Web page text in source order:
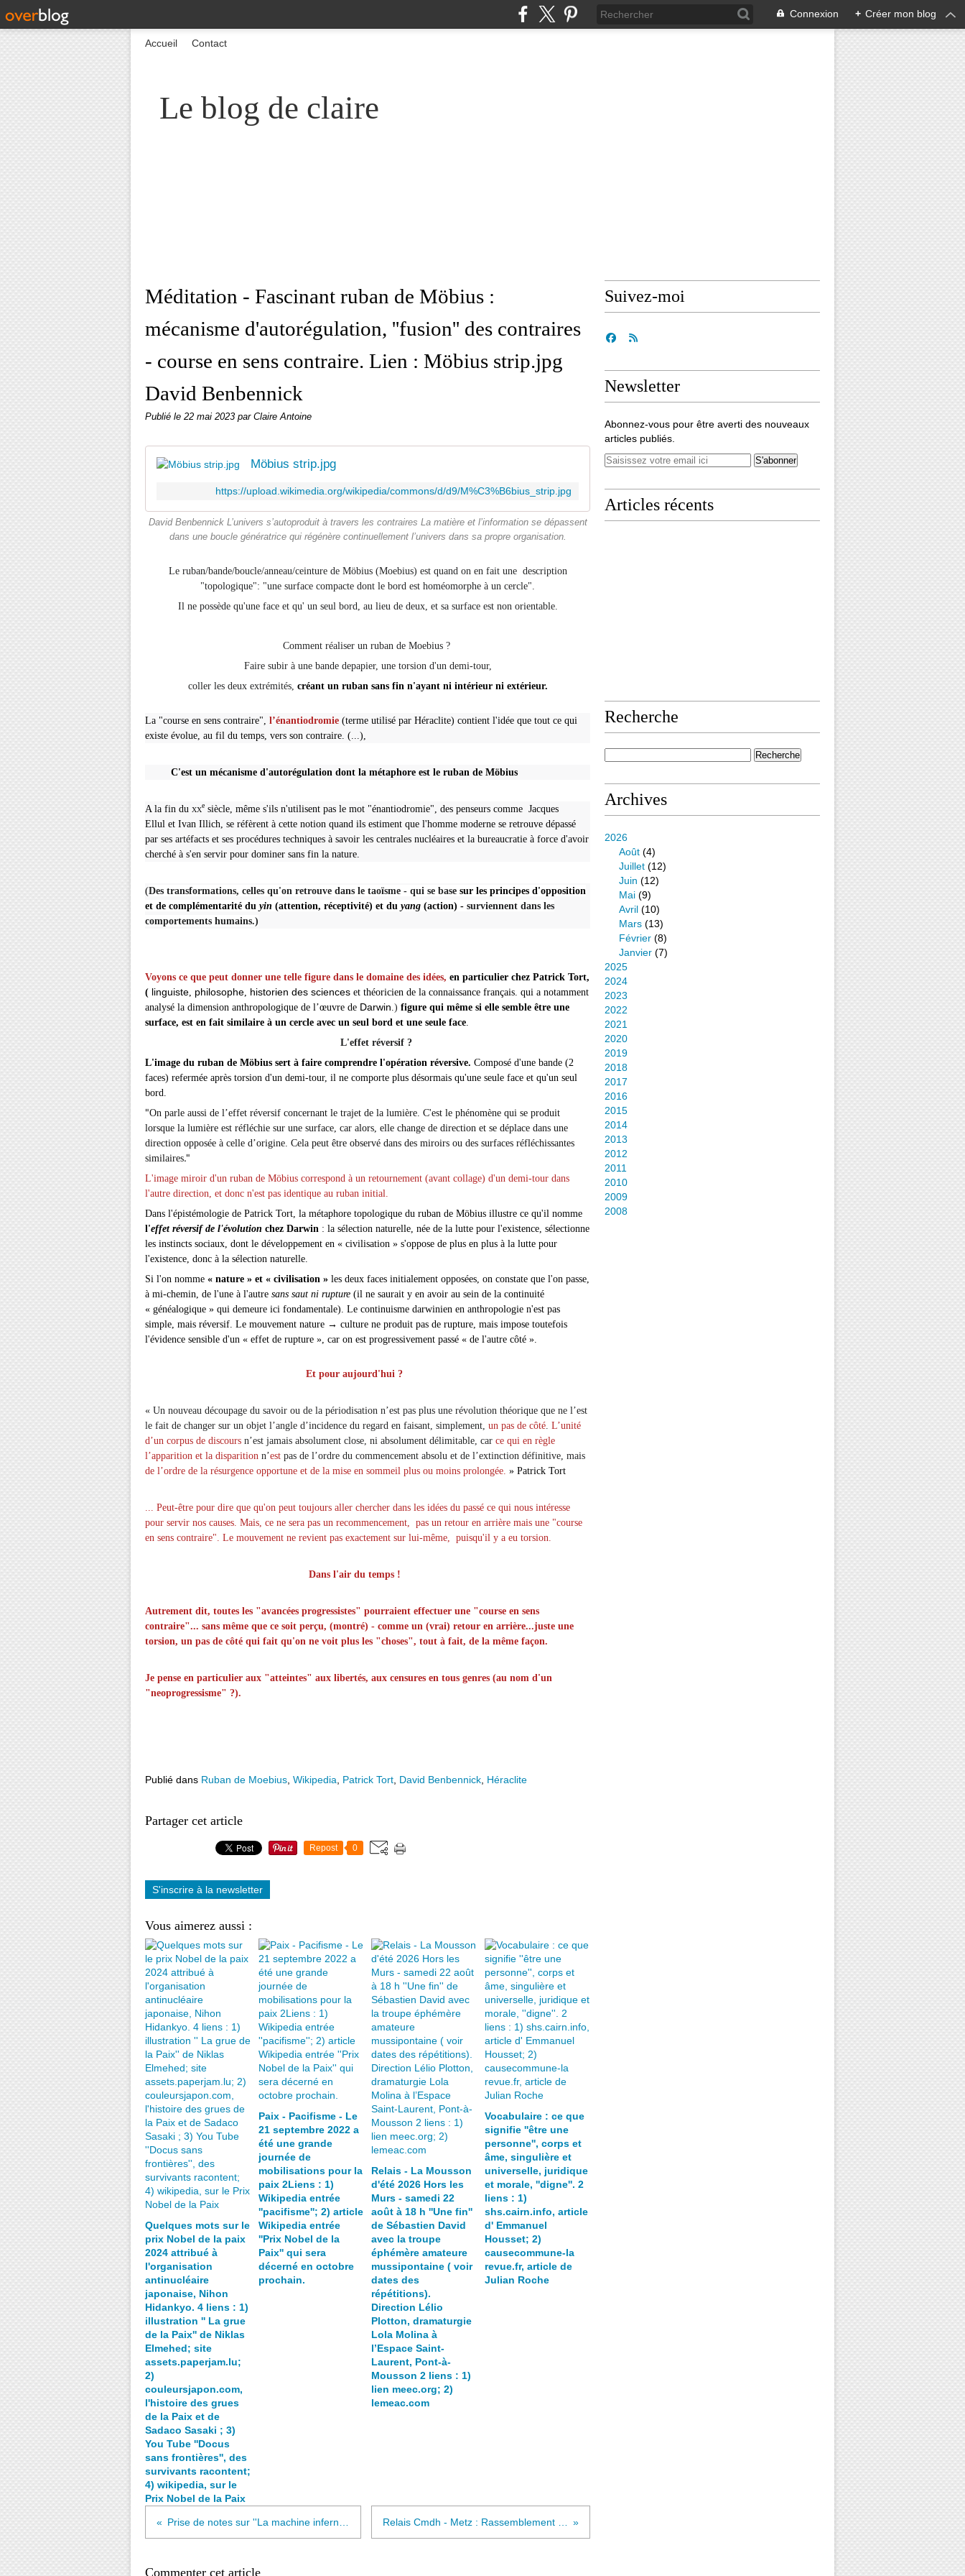
Connexion + Créer mon blog
Le blog de claire
Accueil Contact
Méditation - Fascinant ruban de Möbius :
mécanisme d'autorégulation, ''fusion'' des contraires
- course en sens contraire. Lien : Möbius strip.jpg
David Benbennick
Publié le 22 mai 2023 par Claire Antoine
Möbius strip.jpg
https://upload.wikimedia.org/wikipedia/commons/d/d9/M%C3%B6bius_strip.jpg
David Benbennick L’univers s’autoproduit à travers les contraires La matière et l’information se dépassent
dans une boucle génératrice qui régénère continuellement l’univers dans sa propre organisation.
Le ruban/bande/boucle/anneau/ceinture de Möbius (Moebius) est quand on en fait une description
"topologique": "une surface compacte dont le bord est homéomorphe à un cercle".
Il ne possède qu'une face et qu' un seul bord, au lieu de deux, et sa surface est non orientable.
Comment réaliser un ruban de Moebius ?
Faire subir à une bande depapier, une torsion d'un demi-tour,
coller les deux extrémités, créant un ruban sans fin n'ayant ni intérieur ni extérieur.
La "course en sens contraire", l’énantiodromie (terme utilisé par Héraclite) contient l'idée que tout ce qui
existe évolue, au fil du temps, vers son contraire. (...),
C'est un mécanisme d'autorégulation dont la métaphore est le ruban de Möbius
A la fin du xxe siècle, même s'ils n'utilisent pas le mot "énantiodromie", des penseurs comme Jacques
Ellul et Ivan Illich, se réfèrent à cette notion quand ils estiment que l'homme moderne se retrouve dépassé
par ses artéfacts et ses procédures techniques à savoir les centrales nucléaires et la bureaucratie à force d'avoir
cherché à s'en servir pour dominer sans fin la nature.
(Des transformations, celles qu'on retrouve dans le taoïsme - qui se base sur les principes d'opposition
et de complémentarité du yin (attention, réceptivité) et du yang (action) - surviennent dans les
comportements humains.)
Voyons ce que peut donner une telle figure dans le domaine des idées, en particulier chez Patrick Tort,
( linguiste, philosophe, historien des sciences et théoricien de la connaissance français. qui a notamment
analysé la dimension anthropologique de l’œuvre de Darwin.) figure qui même si elle semble être une
surface, est en fait similaire à un cercle avec un seul bord et une seule face.
L'effet réversif ?
L'image du ruban de Möbius sert à faire comprendre l'opération réversive. Composé d'une bande (2
faces) refermée après torsion d'un demi-tour, il ne comporte plus désormais qu'une seule face et qu'un seul
bord.
"On parle aussi de l’effet réversif concernant le trajet de la lumière. C'est le phénomène qui se produit
lorsque la lumière est réfléchie sur une surface, car alors, elle change de direction et se déplace dans une
direction opposée à celle d’origine. Cela peut être observé dans des miroirs ou des surfaces réfléchissantes
similaires."
L'image miroir d'un ruban de Möbius correspond à un retournement (avant collage) d'un demi-tour dans
l'autre direction, et donc n'est pas identique au ruban initial.
Dans l'épistémologie de Patrick Tort, la métaphore topologique du ruban de Möbius illustre ce qu'il nomme
l'effet réversif de l'évolution chez Darwin : la sélection naturelle, née de la lutte pour l'existence, sélectionne
les instincts sociaux, dont le développement en « civilisation » s'oppose de plus en plus à la lutte pour
l'existence, donc à la sélection naturelle.
Si l'on nomme « nature » et « civilisation » les deux faces initialement opposées, on constate que l'on passe,
à mi-chemin, de l'une à l'autre sans saut ni rupture (il ne saurait y en avoir au sein de la continuité
« généalogique » qui demeure ici fondamentale). Le continuisme darwinien en anthropologie n'est pas
simple, mais réversif. Le mouvement nature → culture ne produit pas de rupture, mais impose toutefois
l'évidence sensible d'un « effet de rupture », car on est progressivement passé « de l'autre côté ».
Et pour aujourd'hui ?
« Un nouveau découpage du savoir ou de la périodisation n’est pas plus une révolution théorique que ne l’est
le fait de changer sur un objet l’angle d’incidence du regard en faisant, simplement, un pas de côté. L’unité
d’un corpus de discours n’est jamais absolument close, ni absolument délimitable, car ce qui en règle
l’apparition et la disparition n’est pas de l’ordre du commencement absolu et de l’extinction définitive, mais
de l’ordre de la résurgence opportune et de la mise en sommeil plus ou moins prolongée. » Patrick Tort
... Peut-être pour dire que qu'on peut toujours aller chercher dans les idées du passé ce qui nous intéresse
pour servir nos causes. Mais, ce ne sera pas un recommencement, pas un retour en arrière mais une "course
en sens contraire". Le mouvement ne revient pas exactement sur lui-même, puisqu'il y a eu torsion.
Dans l'air du temps !
Autrement dit, toutes les "avancées progressistes" pourraient effectuer une "course en sens
contraire"... sans même que ce soit perçu, (montré) - comme un (vrai) retour en arrière...juste une
torsion, un pas de côté qui fait qu'on ne voit plus les "choses", tout à fait, de la même façon.
Je pense en particulier aux "atteintes" aux libertés, aux censures en tous genres (au nom d'un
"neoprogressisme" ?).
Publié dans Ruban de Moebius Wikipedia Patrick Tort David Benbennick Héraclite
Partager cet article
Repost 0
S'inscrire à la newsletter
Vous aimerez aussi :
Quelques mots sur le
prix Nobel de la paix
2024 attribué à
l'organisation
antinucléaire
japonaise, Nihon
Hidankyo. 4 liens : 1)
illustration '' La grue
de la Paix'' de Niklas
Elmehed; site
assets.paperjam.lu;
2)
couleursjapon.com,
l'histoire des grues
de la Paix et de
Sadaco Sasaki ; 3)
You Tube ''Docus
sans frontières'', des
survivants racontent;
4) wikipedia, sur le
Prix Nobel de la Paix
Paix - Pacifisme - Le
21 septembre 2022 a
été une grande
journée de
mobilisations pour la
paix 2Liens : 1)
Wikipedia entrée
''pacifisme''; 2) article
Wikipedia entrée
''Prix Nobel de la
Paix'' qui sera
décerné en octobre
prochain.
Relais - La Mousson
d'été 2026 Hors les
Murs - samedi 22
août à 18 h ''Une fin''
de Sébastien David
avec la troupe
éphémère amateure
mussipontaine ( voir
dates des
répétitions).
Direction Lélio
Plotton, dramaturgie
Lola Molina à
l’Espace Saint-
Laurent, Pont-à-
Mousson 2 liens : 1)
lien meec.org; 2)
lemeac.com
Vocabulaire : ce que
signifie ''être une
personne'', corps et
âme, singulière et
universelle, juridique
et morale, ''digne''. 2
liens : 1)
shs.cairn.info, article
d' Emmanuel
Housset; 2)
causecommune-la
revue.fr, article de
Julian Roche
Commenter cet article
Suivez-moi
Newsletter
Abonnez-vous pour être averti des nouveaux
articles publiés.
Articles récents
Recherche
Archives
2026
Août (4)
Juillet (12)
Juin (12)
Mai (9)
Avril (10)
Mars (13)
Février (8)
Janvier (7)
2025
2024
2023
2022
2021
2020
2019
2018
2017
2016
2015
2014
2013
2012
2011
2010
2009
2008